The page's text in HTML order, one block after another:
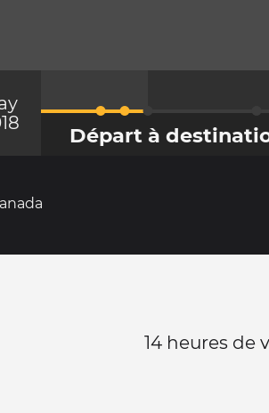
Départ à
14 heures de